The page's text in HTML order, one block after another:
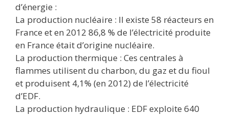
d’énergie :
La production nucléaire : Il existe 58 réacteurs en
France et en 2012 86,8 % de l’électricité produite
en France était d’origine nucléaire.
La production thermique : Ces centrales à
flammes utilisent du charbon, du gaz et du fioul
et produisent 4,1% (en 2012) de l’électricité
d’EDF.
La production hydraulique : EDF exploite 640